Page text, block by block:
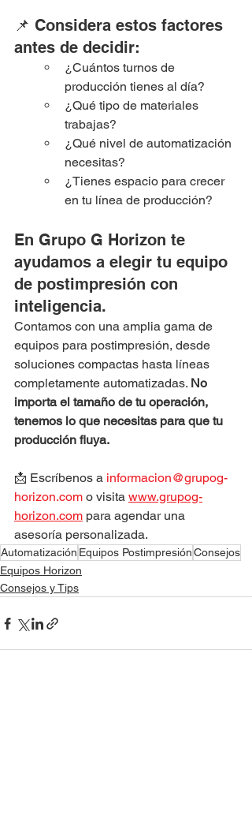
📌 Considera estos factores
antes de decidir:
¿Cuántos turnos de
producción tienes al día?
¿Qué tipo de materiales
trabajas?
¿Qué nivel de automatización
necesitas?
¿Tienes espacio para crecer
en tu línea de producción?
En Grupo G Horizon te
ayudamos a elegir tu equipo
de postimpresión con
inteligencia.
Contamos con una amplia gama de
equipos para postimpresión, desde
soluciones compactas hasta líneas
completamente automatizadas. No
importa el tamaño de tu operación,
tenemos lo que necesitas para que tu
producción fluya.
📩 Escríbenos a informacion@grupog-
horizon.com o visita www.grupog-
horizon.com para agendar una
asesoría personalizada.
Automatización Equipos PostimpresiónConsejos
Equipos Horizon
Consejos y Tips